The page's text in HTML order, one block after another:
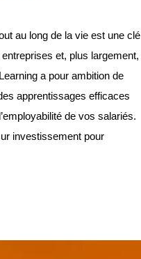
au long de la vie est une clé
et, plus largement,
a pour ambition de
apprentissages efficaces
de vos salariés.
investissement pour